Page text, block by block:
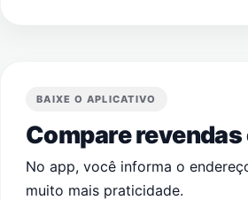
BAIXE O APLICATIVO
Compare
No app, você informa o
muito mais praticidade.